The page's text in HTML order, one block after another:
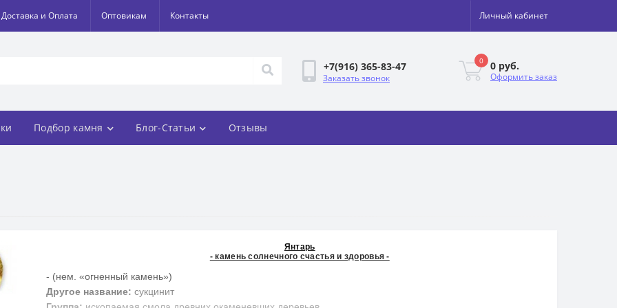
Доставка и Оплата Оптовикам Контакты Личный кабинет
+7(916) 365-83-47
Заказать звонок
0 0 руб.
Оформить заказ
Подбор камня Блог-Статьи Отзывы
Янтарь
- камень солнечного счастья и здоровья -
- (нем. «огненный камень»)
Другое название: сукцинит